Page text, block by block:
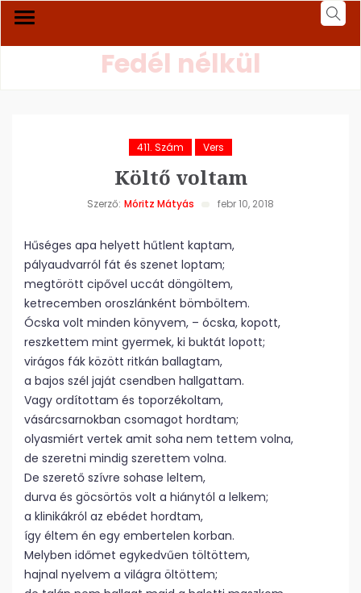
Fedél nélkül
411. Szám Vers
Költő voltam
Szerző: Móritz Mátyás febr 10, 2018
Hűséges apa helyett hűtlent kaptam,
pályaudvarról fát és szenet loptam;
megtörött cipővel uccát döngöltem,
ketrecemben oroszlánként bömböltem.
Ócska volt minden könyvem, – ócska, kopott,
reszkettem mint gyermek, ki buktát lopott;
virágos fák között ritkán ballagtam,
a bajos szél jaját csendben hallgattam.
Vagy ordítottam és toporzékoltam,
vásárcsarnokban csomagot hordtam;
olyasmiért vertek amit soha nem tettem volna,
de szeretni mindig szerettem volna.
De szerető szívre sohase leltem,
durva és göcsörtös volt a hiánytól a lelkem;
a klinikákról az ebédet hordtam,
így éltem én egy embertelen korban.
Melyben időmet egykedvűen töltöttem,
hajnal nyelvem a világra öltöttem;